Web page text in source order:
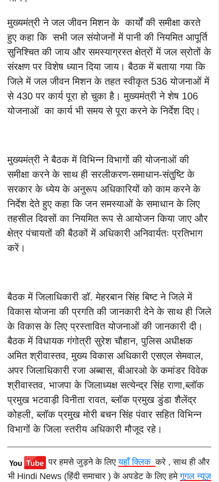
मुख्यमंत्री ने जल जीवन मिशन के कार्यों की समीक्षा करते
हुए कहा कि सभी जल संयोजनों में पानी की नियमित आपूर्ति
सुनिश्चित की जाय और समस्याग्रस्त क्षेत्रों में जल स्रोतों के
संरक्षण पर विशेष ध्यान दिया जाय। बैठक में बताया गया कि
जिले में जल जीवन मिशन के तहत स्वीकृत 536 योजनाओं में
से 430 पर कार्य पूरा हो चुका है। मुख्यमंत्री ने शेष 106
योजनाओं का कार्य भी समय से पूरा करने के निर्देश दिए।
मुख्यमंत्री ने बैठक में विभिन्न विभागों की योजनाओं की
समीक्षा करने के साथ ही सरलीकरण-समाधान-संतुष्टि के
सरकार के ध्येय के अनुरूप अधिकारियों को काम करने के
निर्देश देते हुए कहा कि जन समस्याओं के समाधान के लिए
तहसील दिवसों का नियमित रूप से आयोजन किया जाए और
क्षेत्र पंचायतों की बैठकों में अधिकारी अनिवार्यतः प्रतिभाग
करें।
बैठक में जिलाधिकारी डॉ. मेहरबान सिंह बिष्ट ने जिले में
विकास योजना की प्रगति की जानकारी देने के साथ ही जिले
के विकास के लिए प्रस्तावित योजनाओं की जानकारी दी।
बैठक में विधायक गंगोत्री सुरेश चौहान, पुलिस अधीक्षक
अमित श्रीवास्तव, मुख्य विकास अधिकारी एसएल सेमवाल,
अपर जिलाधिकारी रजा अब्बास, बीआरओ के कमांडर विवेक
श्रीवास्तव, भाजपा के जिलाध्यक्ष सत्येन्द्र सिंह राणा,ब्लॉक
प्रमुख भटवाड़ी विनीता रावत, ब्लॉक प्रमुख डुंडा शैलेंद्र
कोहली, ब्लॉक प्रमुख मोरी बचन सिंह पंवार सहित विभिन्न
विभागों के जिला स्तरीय अधिकारी मौजूद रहे।
पर हमसे जुड़ने के लिएयहाँ क्लिककरे , साथ ही और
भी Hindi News (हिंदी समाचार ) के अपडेट के लिए हमेगूगल न्यूज़